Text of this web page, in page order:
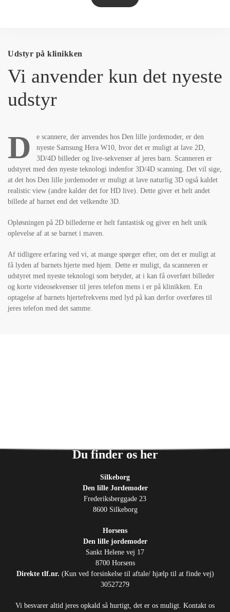
Udstyr på klinikken
Vi anvender kun det nyeste
udstyr
D
e scannere, der anvendes hos Den lille jordemoder, er den
nyeste Samsung Hera W10, hvor det er muligt at lave 2D,
3D/4D billeder og live-sekvenser af jeres barn. Scanneren er
udstyret med den nyeste teknologi indenfor 3D/4D scanning. Det vil sige,
at det hos Den lille jordemoder er muligt at lave naturlig 3D også kaldet
realistic view (andre kalder det for HD live). Dette giver et helt andet
billede af barnet end det velkendte 3D.
Opløsningen på 2D billederne er helt fantastisk og giver en helt unik
oplevelse af at se barnet i maven.
Af tidligere erfaring ved vi, at mange spørger efter, om det er muligt at
få lyden af barnets hjerte med hjem. Dette er muligt, da scanneren er
udstyret med nyeste teknologi som betyder, at i kan få overført billeder
og korte videosekvenser til jeres telefon mens i er på klinikken. En
optagelse af barnets hjertefrekvens med lyd på kan derfor overføres til
jeres telefon med det samme.
Du finder os her
Silkeborg
Den lille Jordemoder
Frederiksberggade 23
8600 Silkeborg
Horsens
Den lille jordemoder
Sankt Helene vej 17
8700 Horsens
Direkte tlf.nr. (Kun ved forsinkelse til aftale/ hjælp til at finde vej)
30527279
Vi besvarer altid jeres opkald så hurtigt, det er os muligt. Kontakt os